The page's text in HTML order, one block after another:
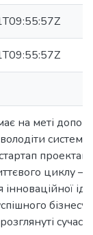
на меті
циклу –
бізнесу.